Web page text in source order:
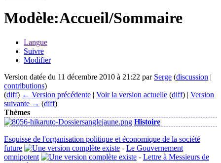
Modèle:Accueil/Sommaire
Langue
Suivre
Modifier
Version datée du 11 décembre 2010 à 21:22 par Serge (discussion |
contributions)
(diff) ← Version précédente | Voir la version actuelle (diff) | Version
suivante → (diff)
Thèmes
Histoire
Esquisse de l'organisation politique et économique de la société
future
- Le Gouvernement
omnipotent
- Lettre à Messieurs de